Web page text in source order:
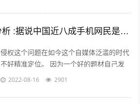
短视频用户行为分析 :据说中国近八成手机网民是短视频用户，侵权问题如何解决？
侵权这个问题在如今这个自媒体泛滥的时代
不好精准定位。 因为一个好的题材自己发
布出去可能只需要短短的几分钟时间就能够
2022-08-16 2901